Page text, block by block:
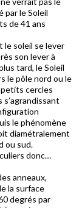
par le Soleil
de 41 ans
le soleil se lever
son lever à
tard, le Soleil
le pôle nord ou le
cercles
s’agrandissant
le phénomène
diamétralement
ou sud.
donc…
anneaux,
la surface
degrés par